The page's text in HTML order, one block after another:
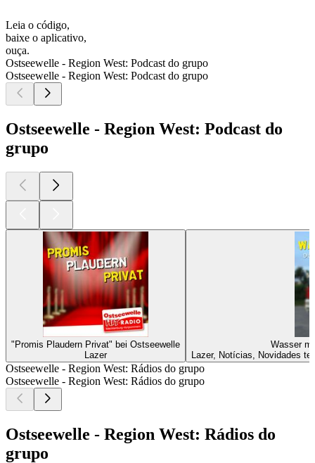
Leia o código,
baixe o aplicativo,
ouça.
Ostseewelle - Region West: Podcast do grupo
Ostseewelle - Region West: Podcast do grupo
Ostseewelle - Region West: Podcast do
grupo
"Promis Plaudern Privat" bei Ostseewelle
Lazer
Wasser
Lazer, Notícias, Novidades
Ostseewelle - Region West: Rádios do grupo
Ostseewelle - Region West: Rádios do grupo
Ostseewelle - Region West: Rádios do
grupo